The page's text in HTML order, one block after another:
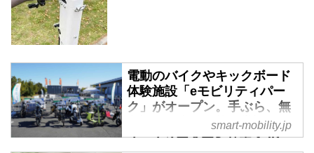
電動のバイクやキックボード
体験施設「eモビリティパー
ク」がオープン。手ぶら、無
免許でも利用可能な常設コー
ス - スマートモビリティJP
smart-mobility.jp